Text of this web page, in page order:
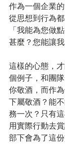
作為一個企業
從思想到行為
「我能為您做
甚麼？您能讓
這樣的心態，
個例子，和團
你敬酒，而作
下屬敬酒？能
務一次？只有
用實際行動去
部下會為了這份